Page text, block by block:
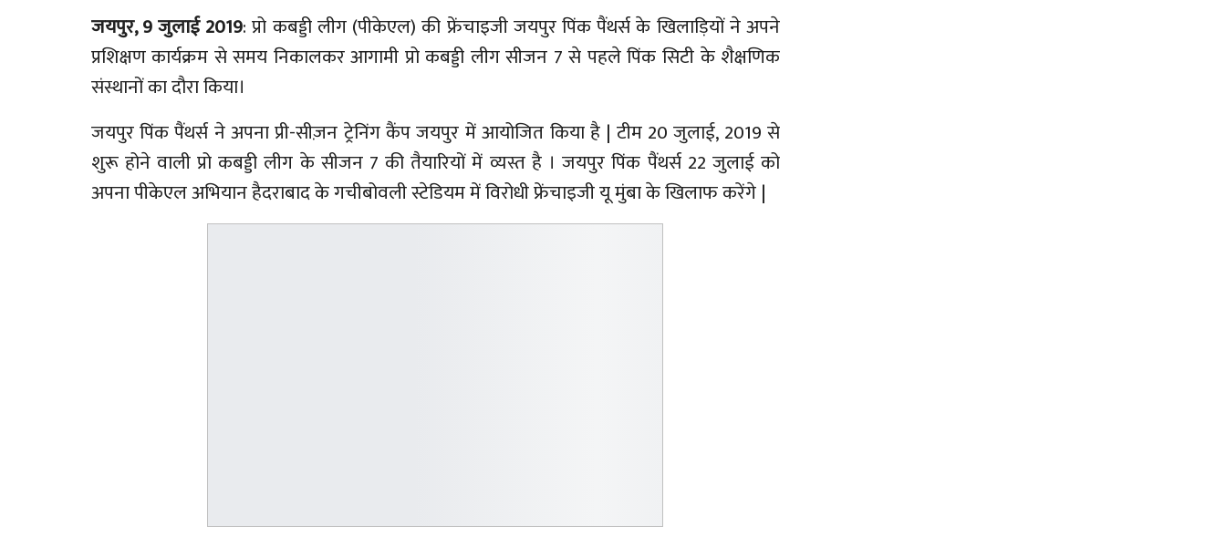
जयपुर, 9जुलाई 2019: प्रो कबड्डी लीग (पीकेएल) की फ्रेंचाइजी जयपुर पिंक पैंथर्स के खिलाड़ियों ने अपने
प्रशिक्षण कार्यक्रम से समय निकालकर आगामी प्रो कबड्डी लीग सीजन 7 से पहले पिंक सिटी के शैक्षणिक
संस्थानों का दौरा किया।
जयपुर पिंक पैंथर्स ने अपना प्री-सीज़न ट्रेनिंग कैंप जयपुर में आयोजित किया है | टीम 20 जुलाई, 2019 से
शुरू होने वाली प्रो कबड्डी लीग के सीजन 7 की तैयारियों में व्यस्त है । जयपुर पिंक पैंथर्स 22 जुलाई को
अपना पीकेएल अभियान हैदराबाद के गचीबोवली स्टेडियम में विरोधी फ्रेंचाइजी यू मुंबा के खिलाफ करेंगे |